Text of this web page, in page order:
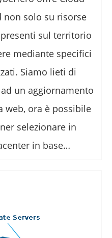
non solo su risorse
sul territorio
mediante specifici
Siamo lieti di
un aggiornamento
web, ora è possibile
selezionare in
in base…